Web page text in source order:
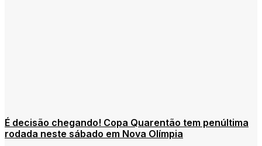
É decisão chegando! Copa Quarentão tem penúltima
rodada neste sábado em Nova Olímpia